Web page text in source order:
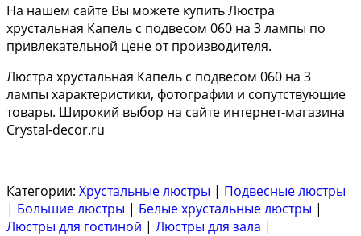
На нашем сайте Вы можете купить Люстра
хрустальная Капель с подвесом 060 на 3 лампы по
привлекательной цене от производителя.
Люстра хрустальная Капель с подвесом 060 на 3
лампы характеристики, фотографии и сопутствующие
товары. Широкий выбор на сайте интернет-магазина
Crystal-decor.ru
Категории: Хрустальные люстры | Подвесные люстры
| Большие люстры | Белые хрустальные люстры |
Люстры для гостиной | Люстры для зала |